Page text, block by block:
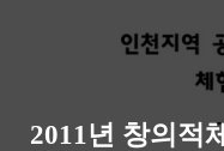
2011년 창의적